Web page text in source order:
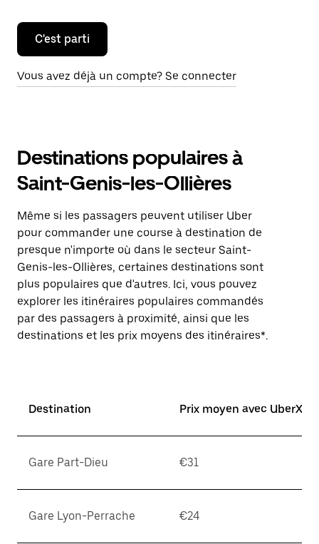
C'est parti
Vous avez déjà un compte? Se connecter
Destinations populaires à
Saint-Genis-les-Ollières
Même si les passagers peuvent utiliser Uber
pour commander une course à destination de
presque n'importe où dans le secteur Saint-
Genis-les-Ollières, certaines destinations sont
plus populaires que d'autres. Ici, vous pouvez
explorer les itinéraires populaires commandés
par des passagers à proximité, ainsi que les
destinations et les prix moyens des itinéraires*.
Destination Prix moyen avec UberX*
Gare Part-Dieu €31
Gare Lyon-Perrache €24